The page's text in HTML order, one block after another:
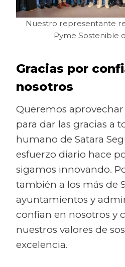
Nuestro representante
Pyme Sostenible
Gracias por
nosotros
Queremos
para dar las gracias a
humano de Satara
esfuerzo diario hace
sigamos innovando.
también a los más de
ayuntamientos y
confían en nosotros y
nuestros valores de
excelencia.